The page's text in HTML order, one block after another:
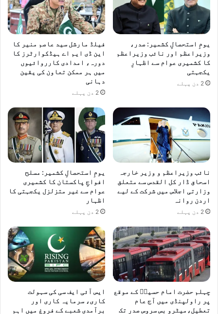
یومِ استحصالِ کشمیر: صدر،
وزیراعظم اور نائب وزیراعظم
کا کشمیری عوام سے اظہارِ
یکجہتی
2 دن پہلے
فیلڈ مارشل سید عاصم منیر کا
این ڈی ایم اے ہیڈکوارٹرز کا
دورہ، امدادی کارروائیوں
میں ہر ممکن تعاون کی یقین
دہانی
2 دن پہلے
نائب وزیراعظم و وزیر خارجہ
اسحاق ڈار کل القدس سے متعلق
وزارتی اجلاس میں شرکت کے لیے
اردن روانہ
2 دن پہلے
یومِ استحصالِ کشمیر: مسلح
افواجِ پاکستان کا کشمیری
عوام سے غیر متزلزل یکجہتی کا
اظہار
2 دن پہلے
چہلم حضرت امام حسینؓ کے موقع
پر راولپنڈی میں آج عام
تعطیل،میٹرو بس سروس صدر تک
ایس آئی ایف سی کی سہولت
کاری، سرمایہ کاری اور
برآمدی شعبے کے فروغ میں اہم